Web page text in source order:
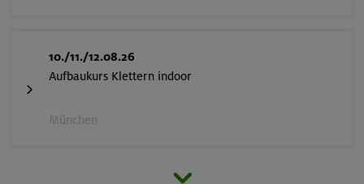
10./11./12.08.26
Aufbaukurs Klettern indoor
München